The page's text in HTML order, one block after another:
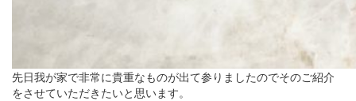
先日我が家で非常に貴重なものが出て参りましたのでそのご紹介
をさせていただきたいと思います。